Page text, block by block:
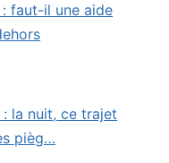
faut-il une aide
la nuit, ce trajet
pièg…